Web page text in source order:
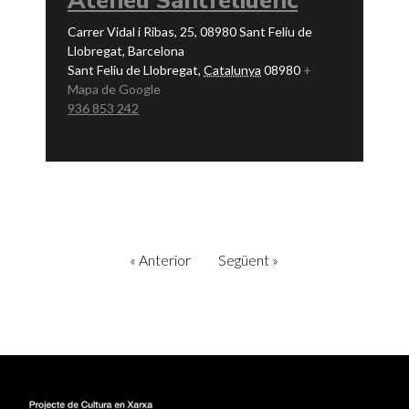
Carrer Vidal i Ribas, 25, 08980 Sant Feliu de
Llobregat, Barcelona
Sant Feliu de Llobregat, Catalunya 08980 +
Mapa de Google
936 853 242
« Anterior Següent »